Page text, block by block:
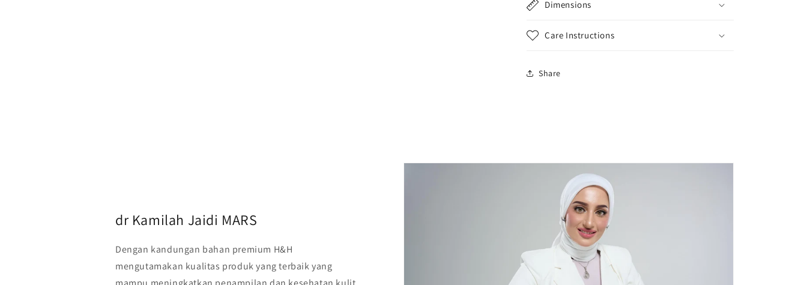
Dimensions
Care Instructions
Share
dr Kamilah Jaidi MARS
Dengan kandungan bahan premium H&H
mengutamakan kualitas produk yang terbaik yang